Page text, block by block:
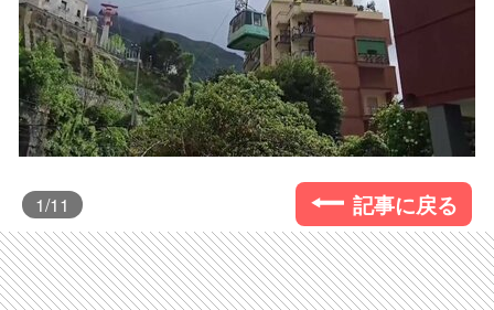
1/11 記事に戻る